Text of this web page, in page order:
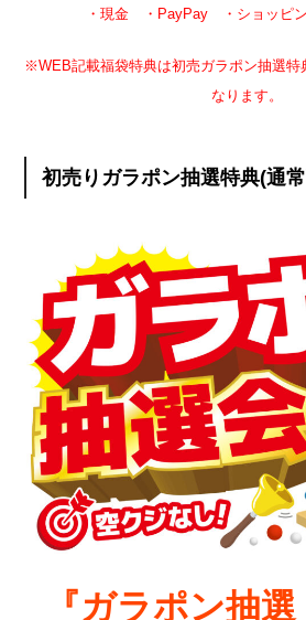
・現金 ・PayPay ・ショッピン
※WEB記載福袋特典は初売ガラポン抽選特
なります。
初売りガラポン抽選特典(通
『ガラポン抽選